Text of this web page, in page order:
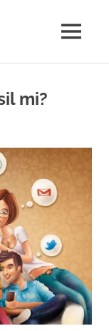
M.Rıdvan
MENU
mi?